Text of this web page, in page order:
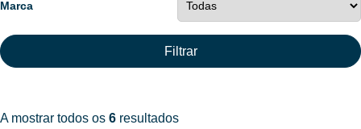
Marca
Filtrar
A mostrar todos os 6 resultados